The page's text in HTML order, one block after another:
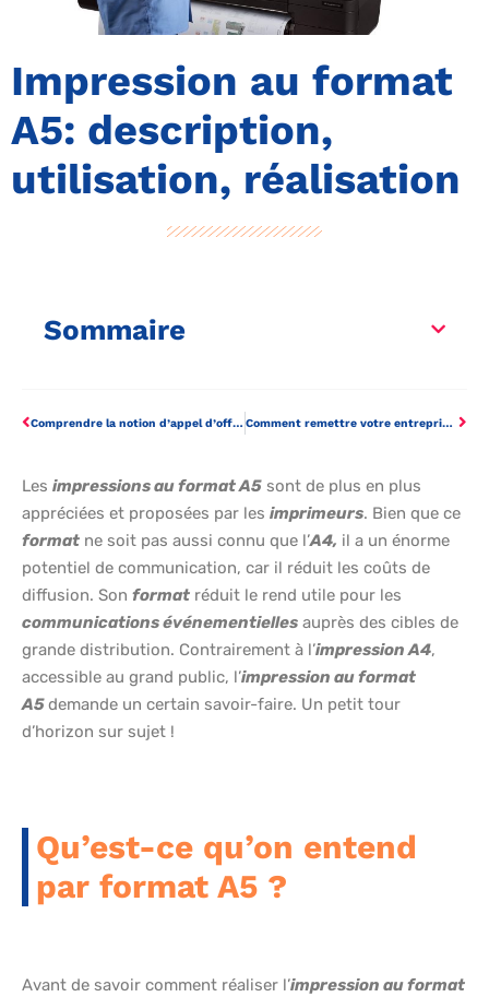
Impression au format
A5: description,
utilisation, réalisation
Sommaire
Comprendre la notion d’appel d’offres Comment remettre votre entreprise sur les rails après une faillite
Les impressions au format A5 sont de plus en plus
appréciées et proposées par les imprimeurs. Bien que ce
format ne soit pas aussi connu que l’A4, il a un énorme
potentiel de communication, car il réduit les coûts de
diffusion. Son format réduit le rend utile pour les
communications événementielles auprès des cibles de
grande distribution. Contrairement à l’impression A4,
accessible au grand public, l’impression au format
A5demande un certain savoir-faire. Un petit tour
d’horizon sur sujet !
Qu’est-ce qu’on entend
par format A5 ?
Avant de savoir comment réaliser l’impression au format